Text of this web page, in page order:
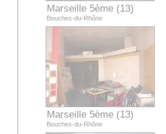
Marseille 5ème (13)
Bouches-du-Rhône
Marseille 5ème (13)
Bouches-du-Rhône